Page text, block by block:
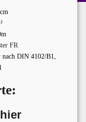
FR
nach DIN 4102/B1,